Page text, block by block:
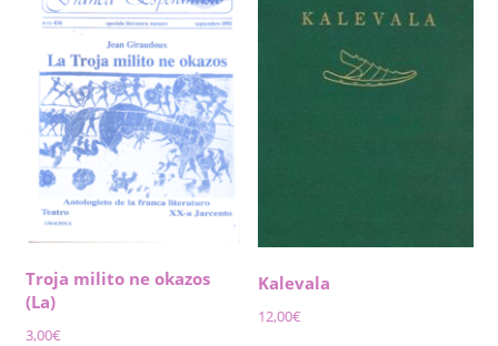
Troja milito ne okazos
(La)
3,00€
Kalevala
12,00€